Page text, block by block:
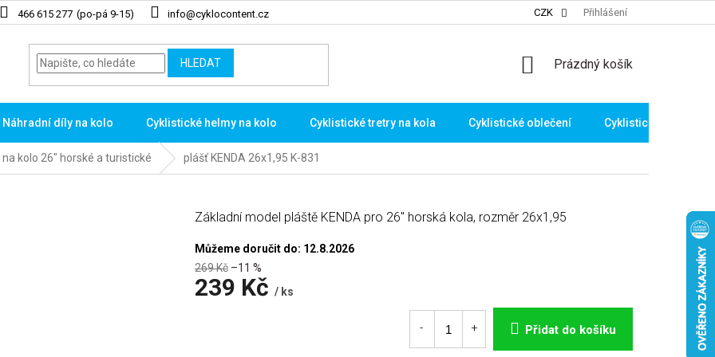
466 615 277 info@cyklocontent.cz CZK Přihlášení
HLEDAT
NÁKUPNÍ
Prázdný košík
Náhradní díly na kolo Cyklistické helmy na kolo Cyklistické tretry na kola Cyklistické oblečení Cyklistické brýle
kolo 26" horské a turistické plášť KENDA 26x1,95 K-831
269 Kč –11 %
239 Kč / ks
Můžeme doručit do: 12.8.2026
Přidat do košíku
Základní model pláště KENDA pro 26" horská kola, rozměr 26x1,95